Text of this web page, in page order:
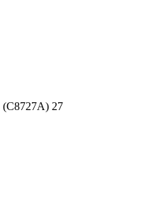
(C8727A) 27